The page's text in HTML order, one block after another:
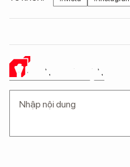
Ý KIẾN CỦA BẠN